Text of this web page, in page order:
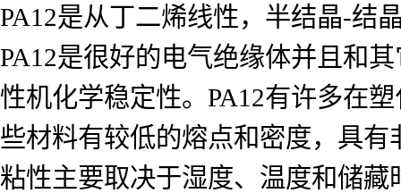
PA12是从丁二烯线性，半结晶-结
PA12是很好的电气绝缘体并且和
性机化学稳定性。PA12有许多在
些材料有较低的熔点和密度，具有
粘性主要取决于湿度、温度和储